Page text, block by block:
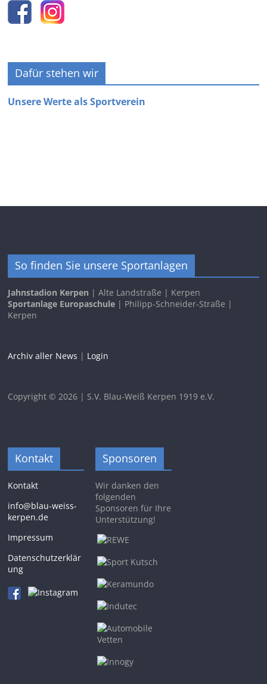
Dafür stehen wir
Unsere Werte als Sportverein
So finden Sie unsere Sportanlagen
Jahnstadion Kerpen | Alte Landstraße | Kerpen
Sportanlage Europaschule | Philipp-Schneider-Straße |
Kerpen
Archiv aller News | Login
Copyright © 2026 | S.V. Blau-Weiß Kerpen 1919 e.V.
Kontakt
Kontakt
info@blau-weiss-
kerpen.de
Impressum
Datenschutzerklär
ung
Sponsoren
Wir danken den
folgenden
Sponsoren für Ihre
Unterstützung!